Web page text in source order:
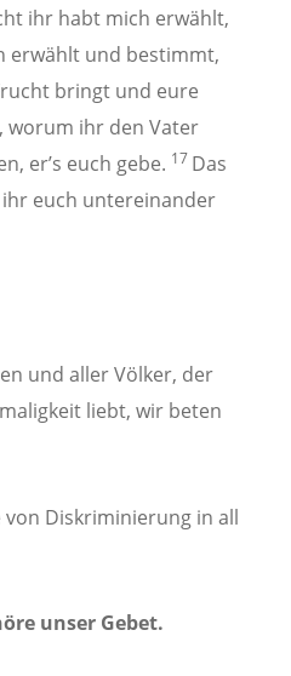
ihr habt mich erwählt,
erwählt und bestimmt,
bringt und eure
worum ihr den Vater
er’s euch gebe. 17 Das
euch untereinander
und aller Völker, der
liebt, wir beten
Diskriminierung in all
unser Gebet.